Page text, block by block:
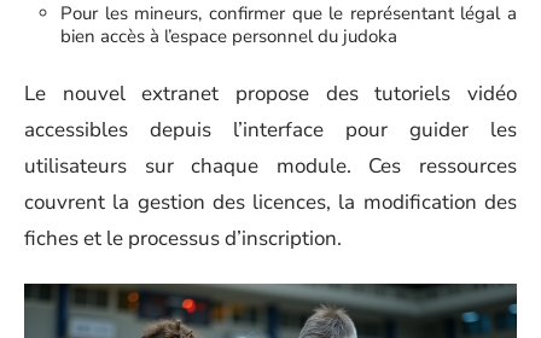
Pour les mineurs, confirmer que le représentant légal a
bien accès à l’espace personnel du judoka
Le nouvel extranet propose des tutoriels vidéo
accessibles depuis l’interface pour guider les
utilisateurs sur chaque module. Ces ressources
couvrent la gestion des licences, la modification des
fiches et le processus d’inscription.